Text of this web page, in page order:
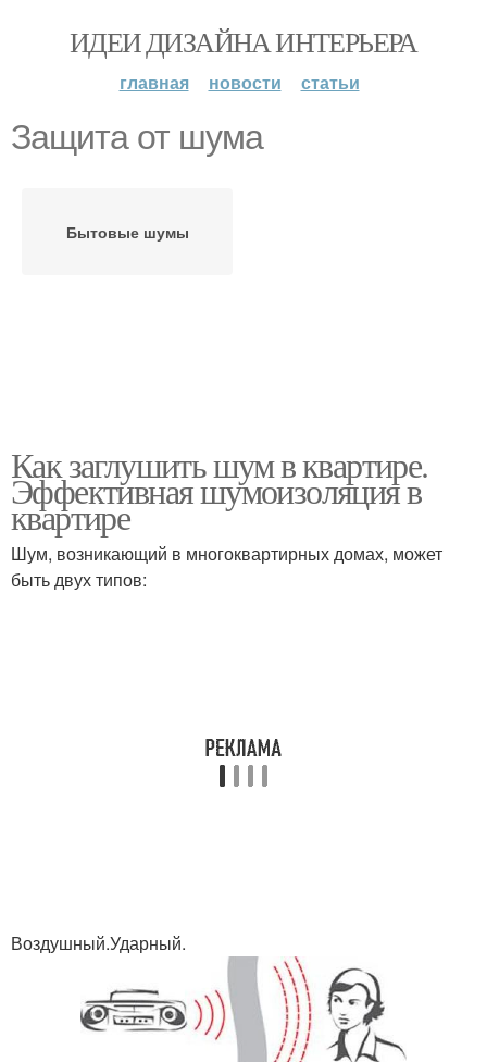
ИДЕИ ДИЗАЙНА ИНТЕРЬЕРА
главная новости статьи
Защита от шума
Бытовые шумы
Как заглушить шум в квартире.
Эффективная шумоизоляция в
квартире
Шум, возникающий в многоквартирных домах, может
быть двух типов:
Воздушный.Ударный.